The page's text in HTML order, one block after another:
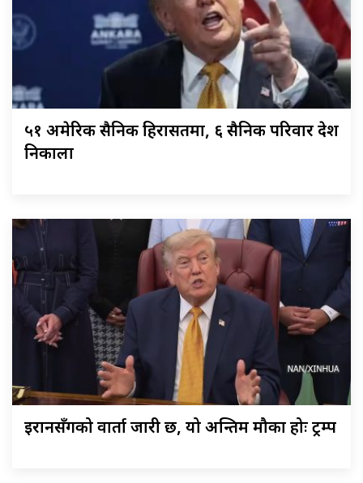
५१ अमेरिकी सैनिक हिरासतमा, ६ सैनिक परिवार देश
निकाला
इरानसँगको वार्ता जारी छ, यो अन्तिम मौका होः ट्रम्प